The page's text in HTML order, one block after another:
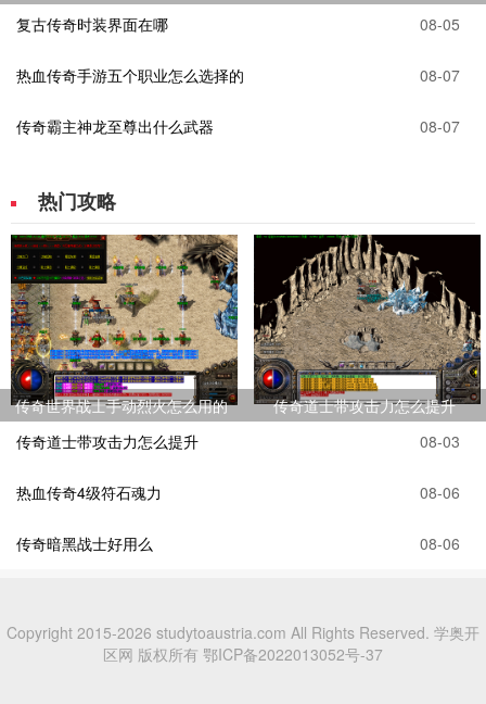
复古传奇时装界面在哪
08-05
热血传奇手游五个职业怎么选择的 08-07
传奇霸主神龙至尊出什么武器 08-07
热门攻略
传奇世界战士手动烈火怎么用的
传奇道士带攻击力怎么提升
传奇道士带攻击力怎么提升
08-03
热血传奇4级符石魂力 08-06
传奇暗黑战士好用么 08-06
Copyright 2015-2026 studytoaustria.com All Rights Reserved. 学奥开
区网 版权所有 鄂ICP备2022013052号-37